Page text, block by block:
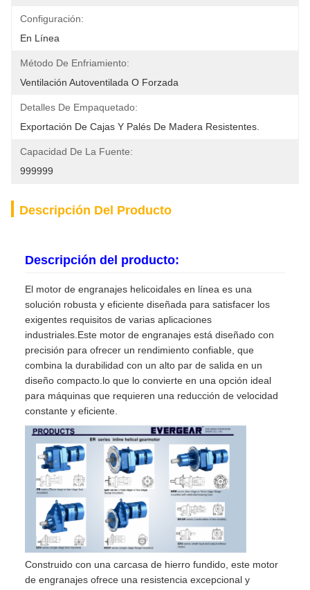
Configuración:
En Línea
Método De Enfriamiento:
Ventilación Autoventilada O Forzada
Detalles De Empaquetado:
Exportación De Cajas Y Palés De Madera Resistentes.
Capacidad De La Fuente:
999999
Descripción Del Producto
Descripción del producto:
El motor de engranajes helicoidales en línea es una
solución robusta y eficiente diseñada para satisfacer los
exigentes requisitos de varias aplicaciones
industriales.Este motor de engranajes está diseñado con
precisión para ofrecer un rendimiento confiable, que
combina la durabilidad con un alto par de salida en un
diseño compacto.lo que lo convierte en una opción ideal
para máquinas que requieren una reducción de velocidad
constante y eficiente.
Construido con una carcasa de hierro fundido, este motor
de engranajes ofrece una resistencia excepcional y